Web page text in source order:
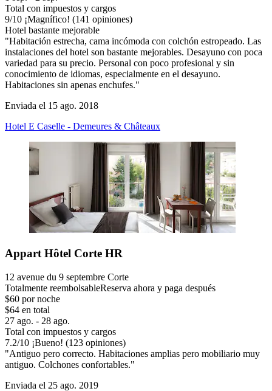
Total con impuestos y cargos
9/10 ¡Magnífico! (141 opiniones)
Hotel bastante mejorable
"Habitación estrecha, cama incómoda con colchón estropeado. Las
instalaciones del hotel son bastante mejorables. Desayuno con poca
variedad para su precio. Personal con poco profesional y sin
conocimiento de idiomas, especialmente en el desayuno.
Habitaciones sin apenas enchufes."
Enviada el 15 ago. 2018
Hotel E Caselle - Demeures & Châteaux
Appart Hôtel Corte HR
12 avenue du 9 septembre Corte
Totalmente reembolsableReserva ahora y paga después
$60 por noche
$64 en total
27 ago. - 28 ago.
Total con impuestos y cargos
7.2/10 ¡Bueno! (123 opiniones)
"Antiguo pero correcto. Habitaciones amplias pero mobiliario muy
antiguo. Colchones confortables."
Enviada el 25 ago. 2019